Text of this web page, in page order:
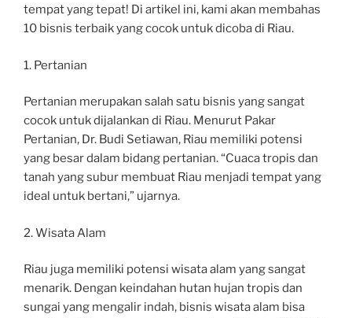
tempat yang tepat! Di artikel ini, kami akan membahas
10 bisnis terbaik yang cocok untuk dicoba di Riau.
1. Pertanian
Pertanian merupakan salah satu bisnis yang sangat
cocok untuk dijalankan di Riau. Menurut Pakar
Pertanian, Dr. Budi Setiawan, Riau memiliki potensi
yang besar dalam bidang pertanian. “Cuaca tropis dan
tanah yang subur membuat Riau menjadi tempat yang
ideal untuk bertani,” ujarnya.
2. Wisata Alam
Riau juga memiliki potensi wisata alam yang sangat
menarik. Dengan keindahan hutan hujan tropis dan
sungai yang mengalir indah, bisnis wisata alam bisa